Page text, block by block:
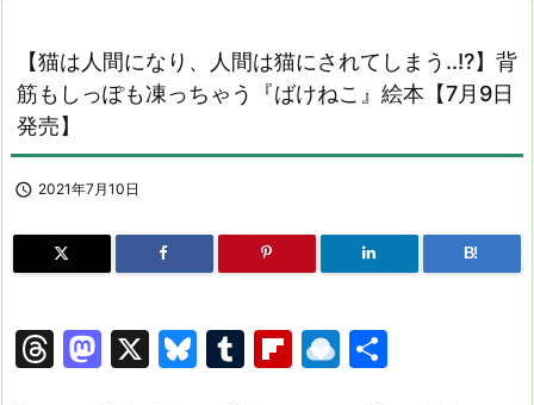
【猫は人間になり、人間は猫にされてしまう..!?】背
筋もしっぽも凍っちゃう『ばけねこ』絵本【7月9日
発売】
 2021年7月10日
B!
T
M X
Bl T
Fl R